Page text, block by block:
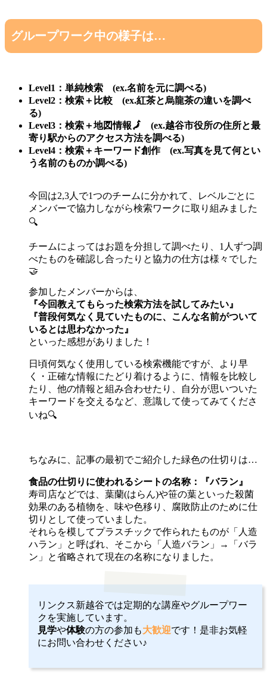
グループワーク中の様子は…
Level1：単純検索 (ex.名前を元に調べる)
Level2：検索＋比較 (ex.紅茶と烏龍茶の違いを調べ
る)
Level3：検索＋地図情報🗾 (ex.越谷市役所の住所と最
寄り駅からのアクセス方法を調べる)
Level4：検索＋キーワード創作 (ex.写真を見て何とい
う名前のものか調べる)
今回は2,3人で1つのチームに分かれて、レベルごとに
メンバーで協力しながら検索ワークに取り組みました
🔍️
チームによってはお題を分担して調べたり、1人ずつ調
べたものを確認し合ったりと協力の仕方は様々でした
🤝
参加したメンバーからは、
『今回教えてもらった検索方法を試してみたい』
『普段何気なく見ていたものに、こんな名前がついて
いるとは思わなかった』
といった感想がありました！
日頃何気なく使用している検索機能ですが、より早
く・正確な情報にたどり着けるように、情報を比較し
たり、他の情報と組み合わせたり、自分が思いついた
キーワードを交えるなど、意識して使ってみてくださ
いね🔍️
ちなみに、記事の最初でご紹介した緑色の仕切りは…
食品の仕切りに使われるシートの名称：『バラン』
寿司店などでは、葉蘭(はらん)や笹の葉といった殺菌
効果のある植物を、味や色移り、腐敗防止のために仕
切りとして使っていました。
それらを模してプラスチックで作られたものが「人造
ハラン」と呼ばれ、そこから「人造バラン」→「バラ
ン」と省略されて現在の名称になりました。
リンクス新越谷では定期的な講座やグループワー
クを実施しています。
見学や体験の方の参加も大歓迎です！是非お気軽
にお問い合わせください♪